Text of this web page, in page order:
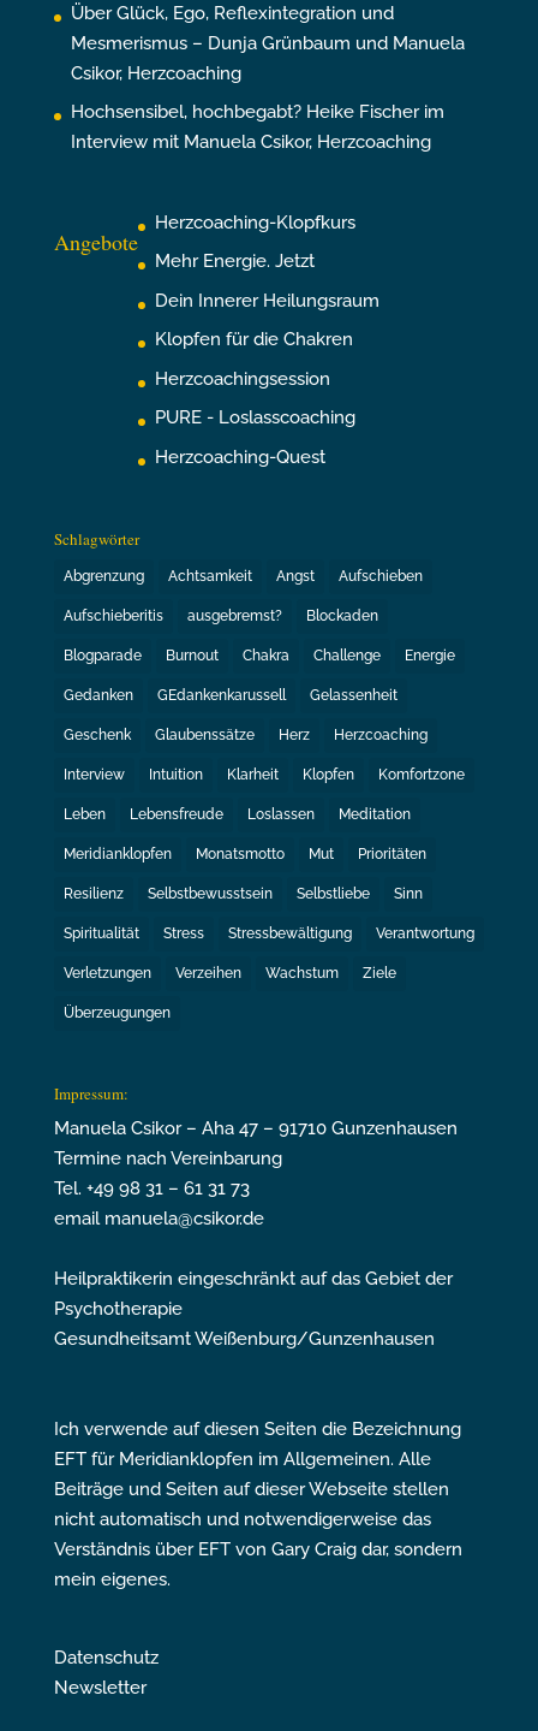
Über Glück, Ego, Reflexintegration und
Mesmerismus – Dunja Grünbaum und Manuela
Csikor, Herzcoaching
Hochsensibel, hochbegabt? Heike Fischer im
Interview mit Manuela Csikor, Herzcoaching
Angebote
Herzcoaching-Klopfkurs
Mehr Energie. Jetzt
Dein Innerer Heilungsraum
Klopfen für die Chakren
Herzcoachingsession
PURE - Loslasscoaching
Herzcoaching-Quest
Schlagwörter
Abgrenzung Achtsamkeit Angst Aufschieben
Aufschieberitis ausgebremst? Blockaden
Blogparade Burnout Chakra Challenge Energie
Gedanken GEdankenkarussell Gelassenheit
Geschenk Glaubenssätze Herz Herzcoaching
Interview Intuition Klarheit Klopfen Komfortzone
Leben Lebensfreude Loslassen Meditation
Meridianklopfen Monatsmotto Mut Prioritäten
Resilienz Selbstbewusstsein Selbstliebe Sinn
Spiritualität Stress Stressbewältigung Verantwortung
Verletzungen Verzeihen Wachstum Ziele
Überzeugungen
Impressum:
Manuela Csikor – Aha 47 – 91710 Gunzenhausen
Termine nach Vereinbarung
Tel. +49 98 31 – 61 31 73
email manuela@csikor.de
Heilpraktikerin eingeschränkt auf das Gebiet der
Psychotherapie
Gesundheitsamt Weißenburg/Gunzenhausen
Ich verwende auf diesen Seiten die Bezeichnung
EFT für Meridianklopfen im Allgemeinen. Alle
Beiträge und Seiten auf dieser Webseite stellen
nicht automatisch und notwendigerweise das
Verständnis über EFT von Gary Craig dar, sondern
mein eigenes.
Datenschutz
Newsletter